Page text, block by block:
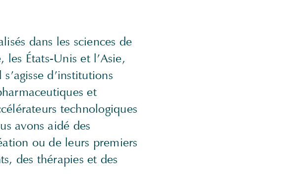
dans les sciences de
États-Unis et l’Asie,
d’institutions
et
technologiques
avons aidé des
ou de leurs premiers
des thérapies et des